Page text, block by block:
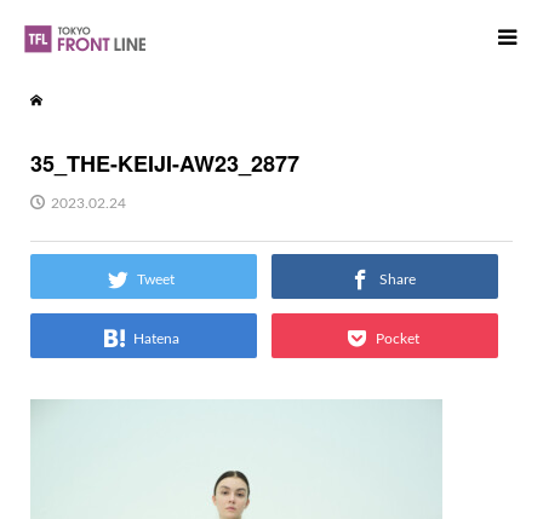
35_THE-KEIJI-AW23_2877
2023.02.24
Tweet Share
Hatena Pocket